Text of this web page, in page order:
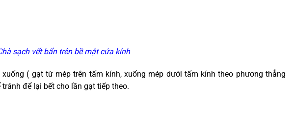
sạch vết bẩn trên bề mặt cửa kính
( gạt từ mép trên tấm kính, xuống mép dưới tấm kính theo phương thẳng
để lại bết cho lần gạt tiếp theo.